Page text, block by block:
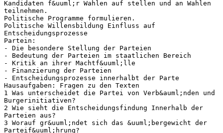
Kandidaten f&uuml;r Wahlen auf stellen und an Wahlen
teilnehmen.
Politische Programme formulieren.
Politische Willensbildung Einfluss auf
Entscheidungsprozesse
Partein:
- Die besondere Stellung der Parteien
- Bedeutung der Parteien im staatlichen Bereich
- Kritik an ihrer Machtf&uuml;lle
- Finanzierung der Parteien
- Entscheidungsprozesse innerhalbt der Parte
Hausaufgaben: Fragen zu den Texten
1 Was unterscheidet die Partei von Verb&auml;nden und
Burgerinitiativen?
2 Wie sieht die Entscheidungsfindung Innerhalb der
Parteien aus?
3 Worauf gr&uuml;ndet sich das &uuml;bergewicht der
Parteif&uuml;hrung?